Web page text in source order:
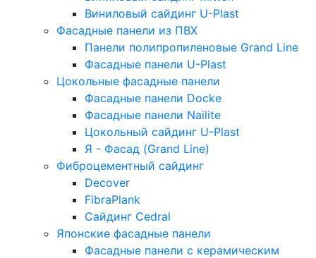
Виниловый сайдинг U-Plast
Фасадные панели из ПВХ
Панели полипропиленовые Grand Line
Фасадные панели U-Plast
Цокольные фасадные панели
Фасадные панели Docke
Фасадные панели Nailite
Цокольный сайдинг U-Plast
Я - Фасад (Grand Line)
Фиброцементный сайдинг
Decover
FibraPlank
Сайдинг Cedral
Японские фасадные панели
Фасадные панели с керамическим